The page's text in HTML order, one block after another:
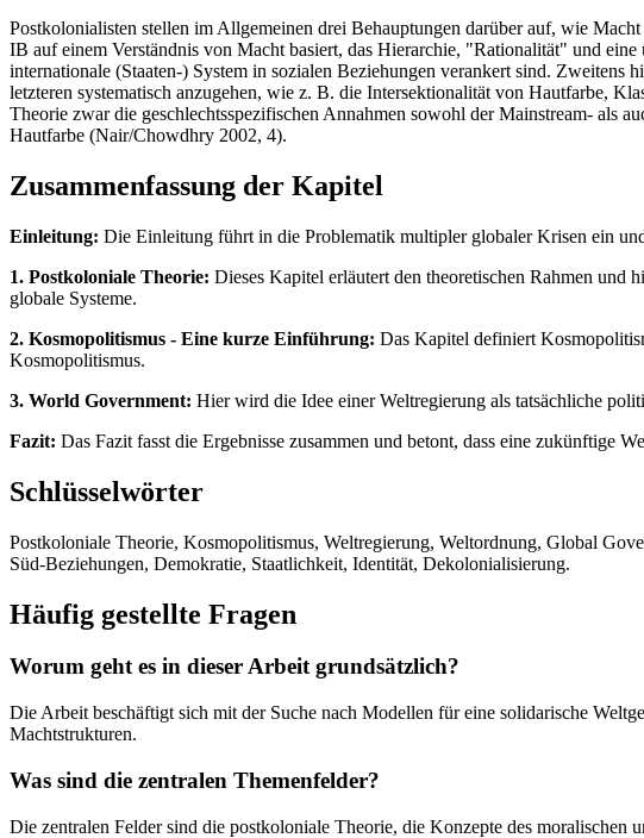
Postkolonialisten stellen im Allgemeinen drei Behauptungen darüber auf, wie
IB auf einem Verständnis von Macht basiert, das Hierarchie, "Rationalität" und
internationale (Staaten-) System in sozialen Beziehungen verankert sind.
letzteren systematisch anzugehen, wie z. B. die Intersektionalität von Hautfarbe,
Theorie zwar die geschlechtsspezifischen Annahmen sowohl der Mainstream- als
Hautfarbe (Nair/Chowdhry 2002, 4).
Zusammenfassung der Kapitel
Einleitung: Die Einleitung führt in die Problematik multipler globaler Krisen ein
1. Postkoloniale Theorie: Dieses Kapitel erläutert den theoretischen Rahmen und
globale Systeme.
2. Kosmopolitismus - Eine kurze Einführung: Das Kapitel definiert
Kosmopolitismus.
3. World Government: Hier wird die Idee einer Weltregierung als tatsächliche
Fazit: Das Fazit fasst die Ergebnisse zusammen und betont, dass eine zukünftige
Schlüsselwörter
Postkoloniale Theorie, Kosmopolitismus, Weltregierung, Weltordnung, Global
Süd-Beziehungen, Demokratie, Staatlichkeit, Identität, Dekolonialisierung.
Häufig gestellte Fragen
Worum geht es in dieser Arbeit grundsätzlich?
Die Arbeit beschäftigt sich mit der Suche nach Modellen für eine solidarische
Machtstrukturen.
Was sind die zentralen Themenfelder?
Die zentralen Felder sind die postkoloniale Theorie, die Konzepte des